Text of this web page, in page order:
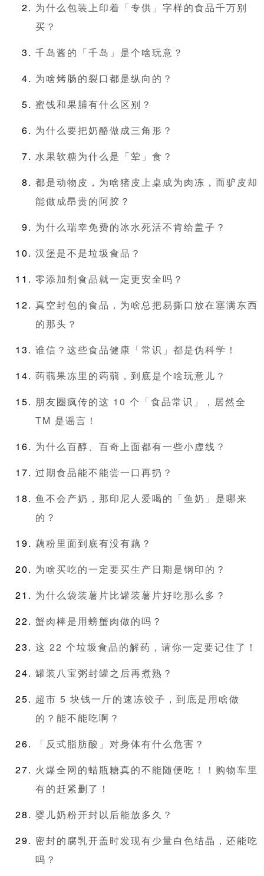
为什么包装上印着「专供」字样的食品千万别
买？
千岛酱的「千岛」是个啥玩意？
为啥烤肠的裂口都是纵向的？
蜜饯和果脯有什么区别？
为什么要把奶酪做成三角形？
水果软糖为什么是「荤」食？
都是动物皮，为啥猪皮上桌成为肉冻，而驴皮却
能做成昂贵的阿胶？
为什么瑞幸免费的冰水死活不肯给盖子？
汉堡是不是垃圾食品？
零添加剂食品就一定更安全吗？
真空封包的食品，为啥总把易撕口放在塞满东西
的那头？
谁信？这些食品健康「常识」都是伪科学！
蒟蒻果冻里的蒟蒻，到底是个啥玩意儿？
朋友圈疯传的这 10 个「食品常识」，居然全
TM 是谣言！
为什么百醇、百奇上面都有一些小虚线？
过期食品能不能尝一口再扔？
鱼不会产奶，那印尼人爱喝的「鱼奶」是哪来
的？
藕粉里面到底有没有藕？
为啥买吃的一定要买生产日期是钢印的？
为什么袋装薯片比罐装薯片好吃那么多？
蟹肉棒是用螃蟹肉做的吗？
这 22 个垃圾食品的解药，请你一定要记住了！
罐装八宝粥封罐之后再煮熟？
超市 5 块钱一斤的速冻饺子，到底是用啥做
的？能不能吃啊？
「反式脂肪酸」对身体有什么危害？
火爆全网的蜡瓶糖真的不能随便吃！！购物车里
有的赶紧删了！
婴儿奶粉开封以后能放多久？
密封的腐乳开盖时发现有少量白色结晶，还能吃
吗？